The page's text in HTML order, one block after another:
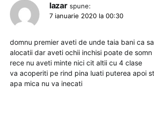
lazar spune:
7 ianuarie 2020 la 00:30
domnu premier aveti de unde taia bani ca
alocatii dar aveti ochii inchisi poate de
rece nu aveti minte nici cit altii cu 4 clase
va acoperiti pe rind pina luati puterea apoi
apa mica nu va inecati